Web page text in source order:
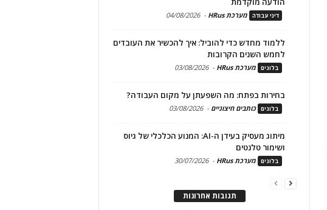
דיני עבודה מערכת HRus -
04/08/2026
ללמוד מחדש כדי להוביל: איך להכשיר את העובדים
לחמש השנים הקרובות
בלוגים מערכת HRus -
03/08/2026
בחירות בפתח: מה השפעתן על מקום העבודה?
בלוגים כותבים חיצוניים -
03/08/2026
מיתוג מעסיק בעידן ה-AI: המנוע הכלכלי של גיוס
ושימור טלנטים
בלוגים מערכת HRus -
30/07/2026
תגובות אחרונות